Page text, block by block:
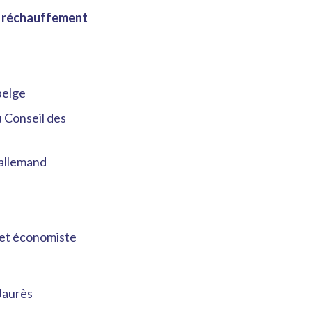
réchauffement
des
économiste